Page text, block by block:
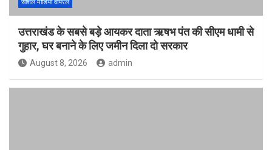
सोशल मीडिया वायरल
उत्तराखंड के सबसे बड़े आयकर दाता ऋषभ पंत की सीएम धामी से
गुहार, घर बनाने के लिए जमीन दिला दो सरकार
August 8, 2026 admin